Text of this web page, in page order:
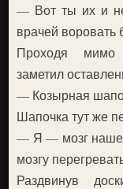
— Вот ты их и
врачей воровать
Проходя мимо
заметил
— Козырная
Шапочка тут же
— Я — мозг
мозгу
Раздвинув